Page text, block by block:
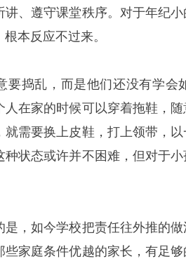
讲、遵守课堂秩序。对于年纪
本反应不过来。
要捣乱，而是他们还没有学会
在家的时候可以穿着拖鞋，
就需要换上皮鞋，打上领带，
种状态或许并不困难，但对于
是，如今学校把责任往外推的
些家庭条件优越的家长，有足